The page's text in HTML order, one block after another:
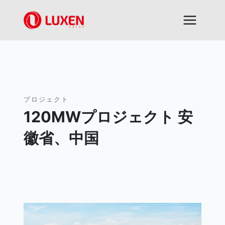
プロジェクト
120MWプロジェクト 安
徽省、中国